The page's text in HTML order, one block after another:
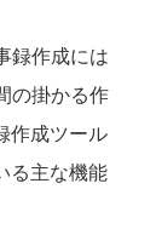
録作成には
の掛かる作
作成ツール
る主な機能